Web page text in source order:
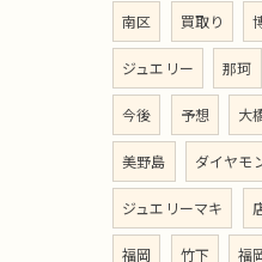
南区 買取り
ジュエリー 那珂
今後 予想 大
美野島 ダイヤモ
ジュエリーマキ
福岡 竹下 福